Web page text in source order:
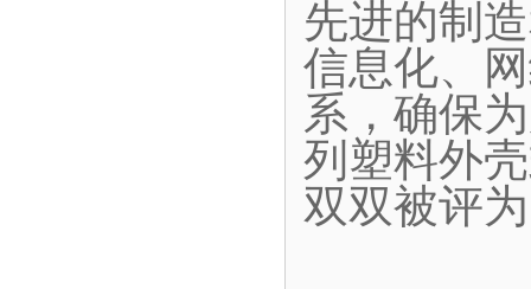
先进的制
信息化、
系，确保
列塑料外
双双被评